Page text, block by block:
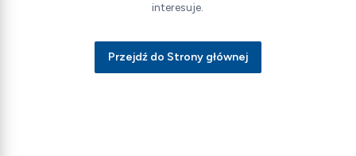
interesuje.
Przejdź do Strony głównej